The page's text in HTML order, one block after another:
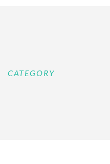
CATEGORY